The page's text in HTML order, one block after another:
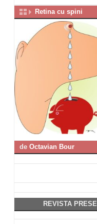
Retina cu spini
de Octavian Bour
REVISTA PRESEI